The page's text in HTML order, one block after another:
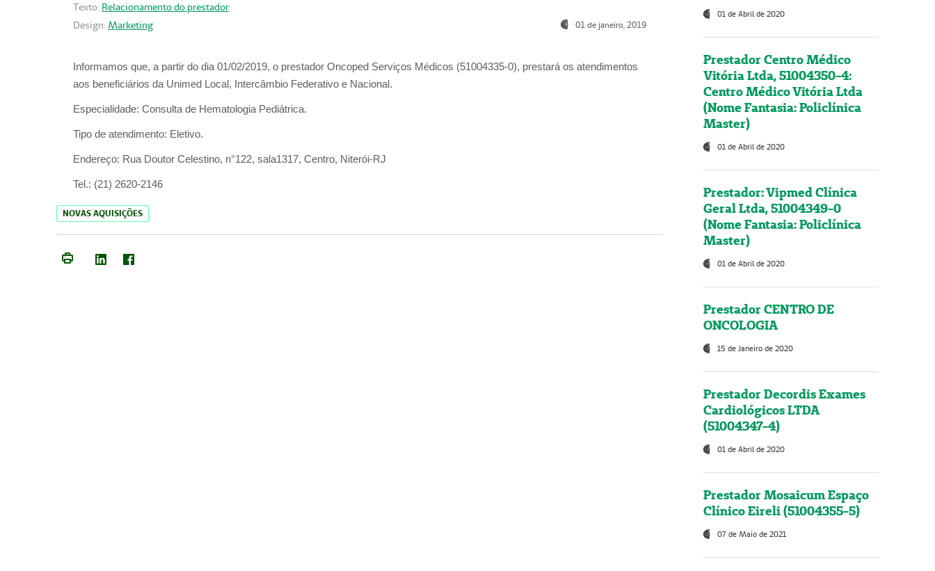
Texto: Relacionamento do prestador
Design: Marketing 01 de janeiro, 2019
Informamos que, a partir do dia 01/02/2019, o prestador Oncoped Serviços Médicos (51004335-0), prestará os atendimentos
aos beneficiários da Unimed Local, Intercâmbio Federativo e Nacional.
Especialidade: Consulta de Hematologia Pediátrica.
Tipo de atendimento: Eletivo.
Endereço: Rua Doutor Celestino, n°122, sala1317, Centro, Niterói-RJ
Tel.: (21) 2620-2146
NOVAS AQUISIÇÕES
01 de Abril de 2020
Prestador Centro Médico
Vitória Ltda, 51004350-4:
Centro Médico Vitória Ltda
(Nome Fantasia: Policlínica
Master)
01 de Abril de 2020
Prestador: Vipmed Clínica
Geral Ltda, 51004349-0
(Nome Fantasia: Policlínica
Master)
01 de Abril de 2020
Prestador CENTRO DE
ONCOLOGIA
15 de Janeiro de 2020
Prestador Decordis Exames
Cardiológicos LTDA
(51004347-4)
01 de Abril de 2020
Prestador Mosaicum Espaço
Clínico Eireli (51004355-5)
07 de Maio de 2021